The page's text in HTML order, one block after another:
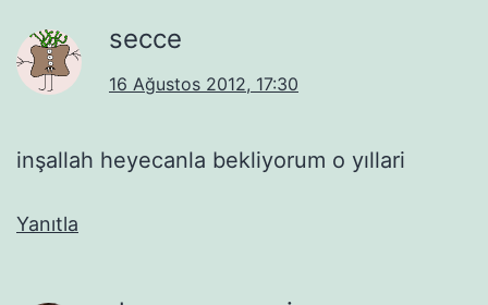
secce
16 Ağustos 2012, 17:30
inşallah heyecanla bekliyorum o yıllari
Yanıtla